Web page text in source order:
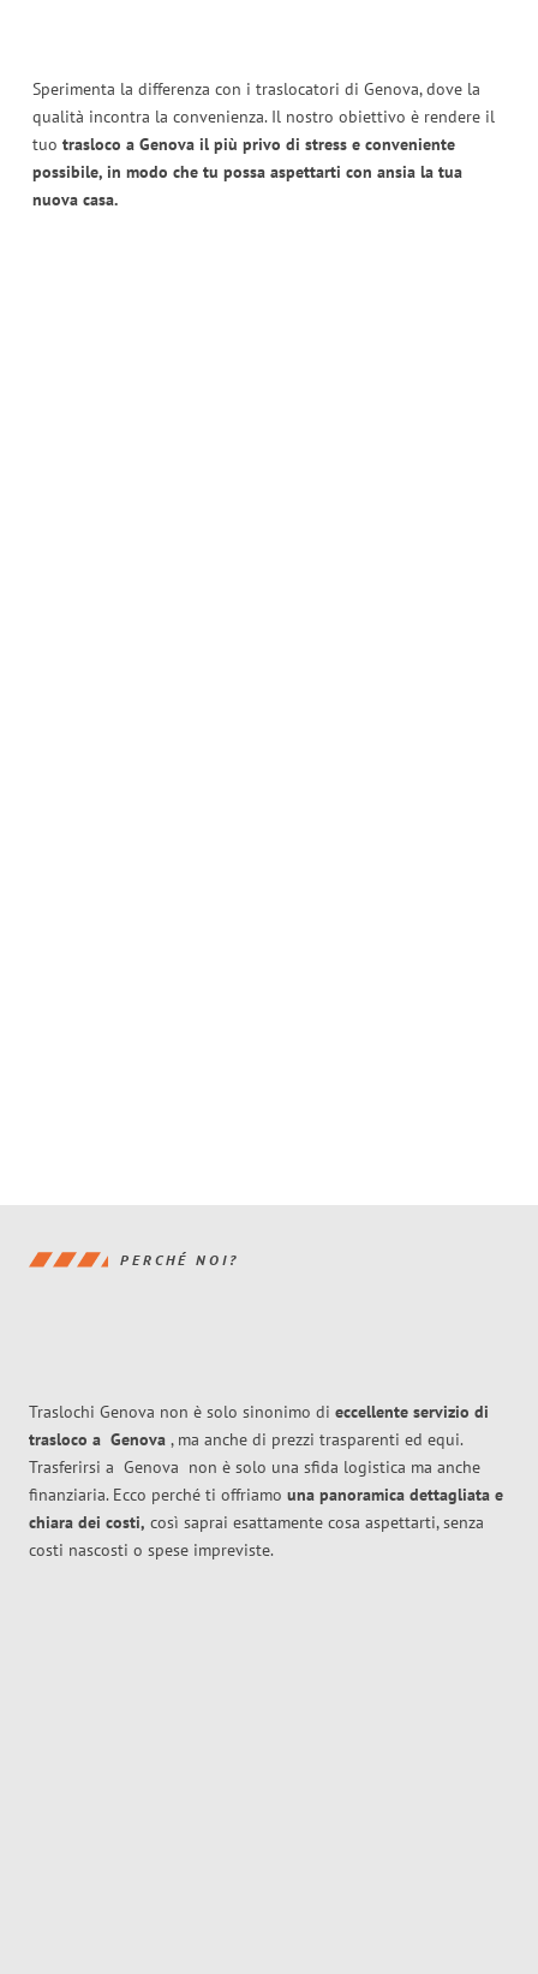
Sperimenta la differenza con i traslocatori di Genova, dove la
qualità incontra la convenienza. Il nostro obiettivo è rendere il
tuo trasloco a Genova il più privo di stress e conveniente
possibile, in modo che tu possa aspettarti con ansia la tua
nuova casa.
PERCHÉ NOI?
Traslochi Genova non è solo sinonimo di eccellente servizio di
trasloco a Genova , ma anche di prezzi trasparenti ed equi.
Trasferirsi a Genova non è solo una sfida logistica ma anche
finanziaria. Ecco perché ti offriamo una panoramica dettagliata e
chiara dei costi, così saprai esattamente cosa aspettarti, senza
costi nascosti o spese impreviste.